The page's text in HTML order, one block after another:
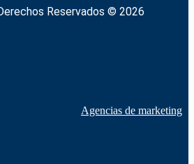
Reservados © 2026
Agencias de marketing